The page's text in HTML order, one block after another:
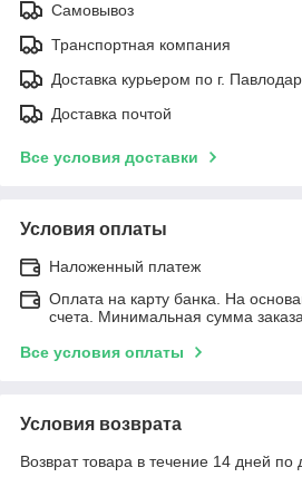
Самовывоз
Транспортная компания
Доставка курьером по г. Павлодар
Доставка почтой
Все условия доставки
Условия оплаты
Наложенный платеж
Оплата на карту банка. На
счета. Минимальная сумма
Все условия оплаты
Условия возврата
Возврат товара в течение 14 дней по